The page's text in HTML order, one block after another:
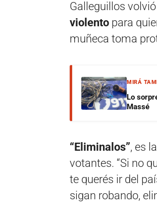
Galleguillos
violento para
muñeca toma
MIRÁ
Lo
Massé
“Eliminalos”, es
votantes. “Si no
te querés ir del
sigan robando,